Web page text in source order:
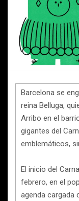
Barcelona se
reina Belluga,
Arribo en el
gigantes del
emblemáticos,
El inicio del
febrero, en el
agenda cargada